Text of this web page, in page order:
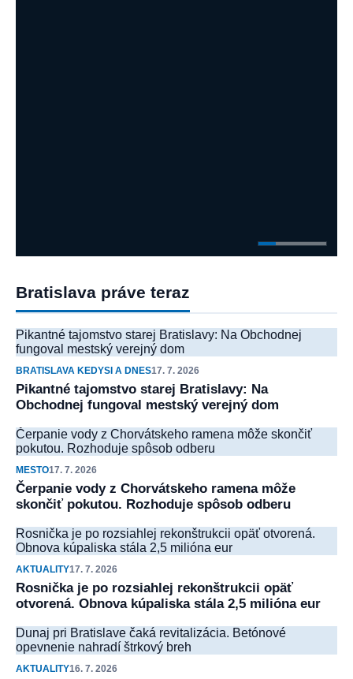
Bratislava práve teraz
Pikantné tajomstvo starej Bratislavy: Na Obchodnej
fungoval mestský verejný dom
BRATISLAVA KEDYSI A DNES17. 7. 2026
Pikantné tajomstvo starej Bratislavy: Na
Obchodnej fungoval mestský verejný dom
Čerpanie vody z Chorvátskeho ramena môže skončiť
pokutou. Rozhoduje spôsob odberu
MESTO17. 7. 2026
Čerpanie vody z Chorvátskeho ramena môže
skončiť pokutou. Rozhoduje spôsob odberu
Rosnička je po rozsiahlej rekonštrukcii opäť otvorená.
Obnova kúpaliska stála 2,5 milióna eur
AKTUALITY17. 7. 2026
Rosnička je po rozsiahlej rekonštrukcii opäť
otvorená. Obnova kúpaliska stála 2,5 milióna eur
Dunaj pri Bratislave čaká revitalizácia. Betónové
opevnenie nahradí štrkový breh
AKTUALITY16. 7. 2026